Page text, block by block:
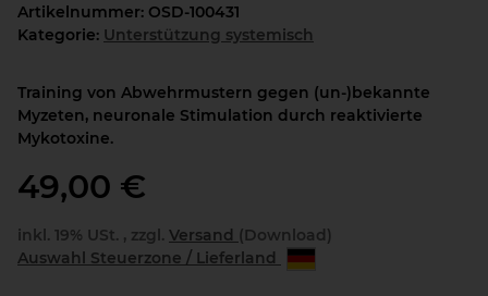
Artikelnummer: OSD-100431
Kategorie: Unterstützung systemisch
Training von Abwehrmustern gegen (un-)bekannte
Myzeten, neuronale Stimulation durch reaktivierte
Mykotoxine.
49,00 €
inkl. 19% USt. , zzgl. Versand (Download)
Auswahl Steuerzone / Lieferland